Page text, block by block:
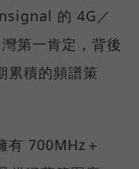
的 4G／
第一肯定，背後
累積的頻譜策
有 700MHz＋